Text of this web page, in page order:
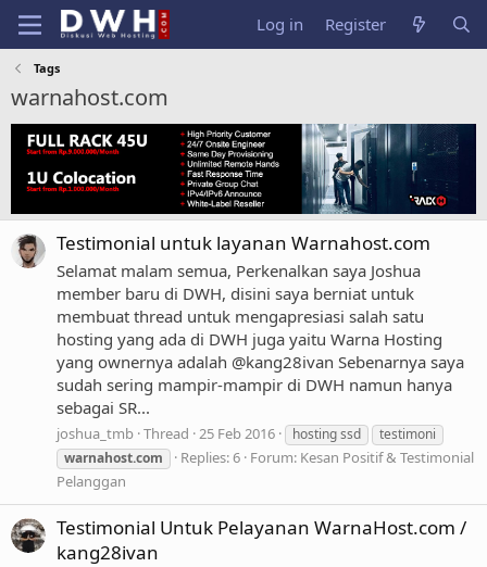
Log in Register
Tags
warnahost.com
Testimonial untuk layanan Warnahost.com
Selamat malam semua, Perkenalkan saya Joshua
member baru di DWH, disini saya berniat untuk
membuat thread untuk mengapresiasi salah satu
hosting yang ada di DWH juga yaitu Warna Hosting
yang ownernya adalah @kang28ivan Sebenarnya saya
sudah sering mampir-mampir di DWH namun hanya
sebagai SR...
joshua_tmb Thread 25 Feb 2016 hosting ssd
testimoni
warnahost.com
Replies: 6 Forum: Kesan Positif & Testimonial
Pelanggan
Testimonial Untuk Pelayanan WarnaHost.com /
kang28ivan